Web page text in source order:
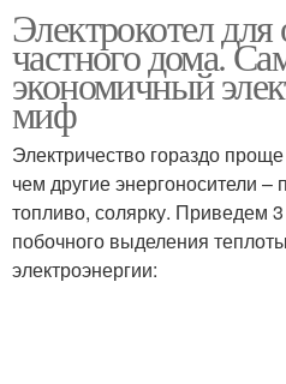
Электрокотел
частного дома.
экономичный
миф
Электричество гораздо
чем другие энергоносители –
топливо, солярку. Приведем
побочного выделения
электроэнергии: